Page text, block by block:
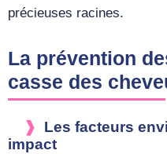
précieuses racines.
La prévention
casse des
Les facteurs
impact